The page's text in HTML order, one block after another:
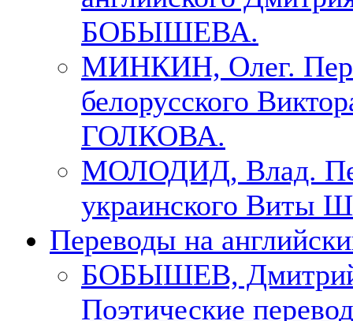
БОБЫШЕВА.
МИНКИН, Олег.
белорусского
ГОЛКОВА.
МОЛОДИД, Влад.
украинского Виты
Переводы на
БОБЫШЕВ,
Поэтические